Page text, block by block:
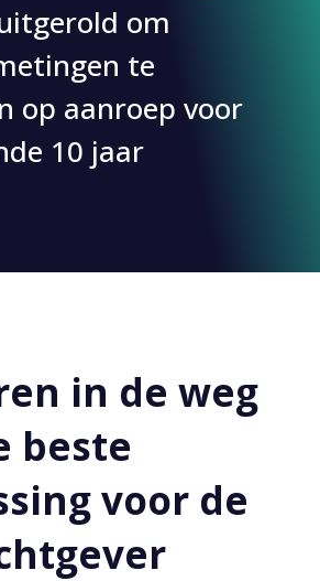
om
te
op aanroep voor
10 jaar
in de weg
beste
voor de